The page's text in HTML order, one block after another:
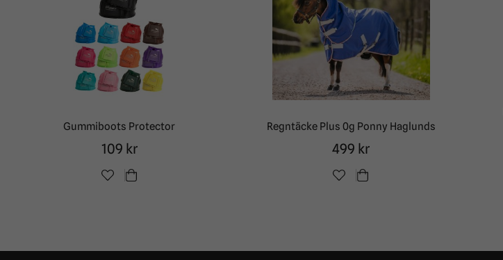
Gummiboots Protector
109 kr
Regntäcke Plus 0g Ponny Haglunds
499 kr